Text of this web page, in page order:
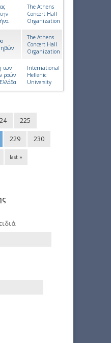
The Athens
Concert Hall
Organization
The Athens
Concert Hall
Organization
των
ροών
International
Hellenic
University
225
229 230
last »